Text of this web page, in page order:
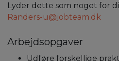
Lyder dette som noget for
Randers-u@jobteam.dk
Arbejdsopgaver
Udføre forskellige